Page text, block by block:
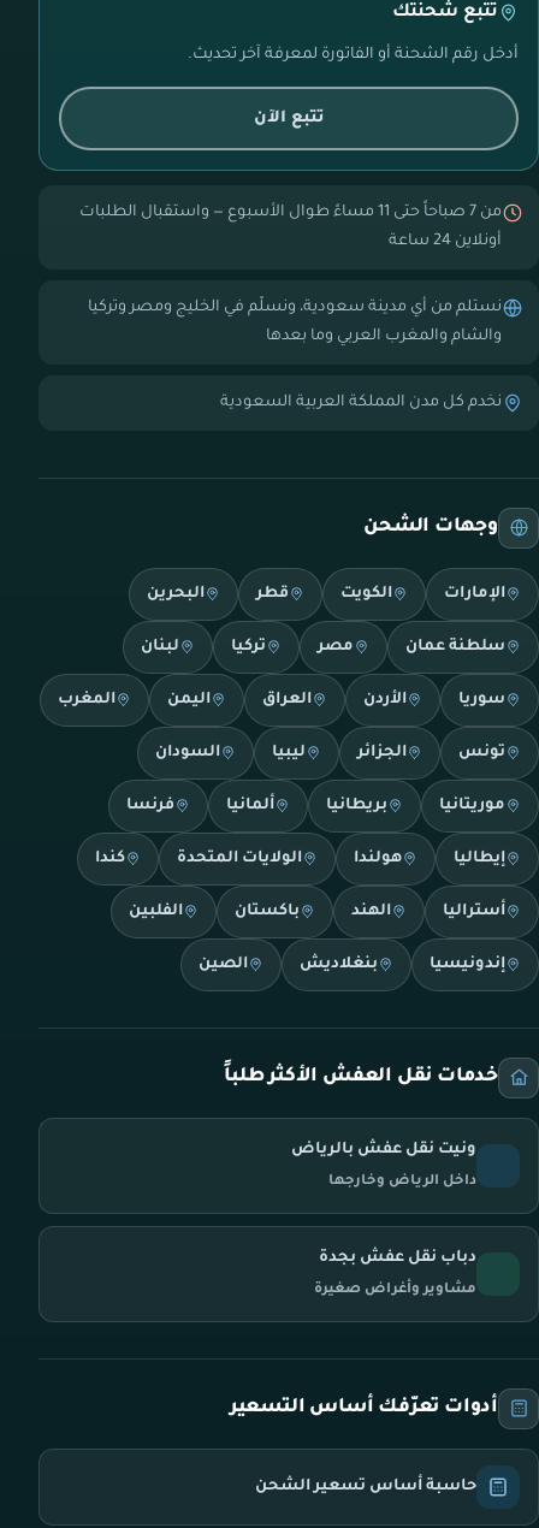
تتبع شحنتك
أدخل رقم الشحنة أو الفاتورة لمعرفة آخر تحديث.
تتبع الآن
من 7 صباحاً حتى 11 مساءً طوال الأسبوع — واستقبال الطلبات
أونلاين 24 ساعة
نستلم من أي مدينة سعودية، ونسلّم في الخليج ومصر وتركيا
والشام والمغرب العربي وما بعدها
نخدم كل مدن المملكة العربية السعودية
وجهات الشحن
الإمارات الكويت قطر البحرين
سلطنة عمان مصر تركيا لبنان
سوريا الأردن العراق اليمن المغرب
تونس الجزائر ليبيا السودان
موريتانيا بريطانيا ألمانيا فرنسا
إيطاليا هولندا الولايات المتحدة كندا
أستراليا الهند باكستان الفلبين
إندونيسيا بنغلاديش الصين
خدمات نقل العفش الأكثر طلباً
ونيت نقل عفش بالرياض
داخل الرياض وخارجها
دباب نقل عفش بجدة
مشاوير وأغراض صغيرة
أدوات تعرّفك أساس التسعير
حاسبة أساس تسعير الشحن